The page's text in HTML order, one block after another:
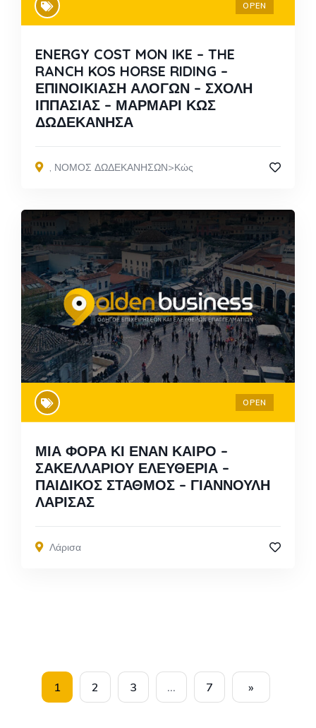
OPEN
ENERGY COST MON IKE – THE
RANCH KOS HORSE RIDING –
ΕΠΙΝΟΙΚΙΑΣΗ ΑΛΟΓΩΝ – ΣΧΟΛΗ
ΙΠΠΑΣΙΑΣ – ΜΑΡΜΑΡΙ ΚΩΣ
ΔΩΔΕΚΑΝΗΣΑ
, ΝΟΜΟΣ ΔΩΔΕΚΑΝΗΣΩΝ>Κώς
OPEN
ΜΙΑ ΦΟΡΑ ΚΙ ΕΝΑΝ ΚΑΙΡΟ –
ΣΑΚΕΛΛΑΡΙΟΥ ΕΛΕΥΘΕΡΙΑ –
ΠΑΙΔΙΚΟΣ ΣΤΑΘΜΟΣ – ΓΙΑΝΝΟΥΛΗ
ΛΑΡΙΣΑΣ
Λάρισα
1 2 3 … 7 »